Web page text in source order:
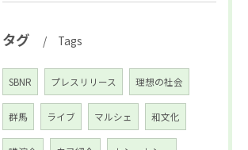
タグ Tags
SBNR プレスリリース 理想の社会
群馬 ライブ マルシェ 和文化